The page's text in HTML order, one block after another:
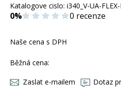
Katalogove cislo: i340_V-UA-
0% 0 recenze
Naše cena s DPH
Běžná cena:
Zaslat e-mailem Dotaz